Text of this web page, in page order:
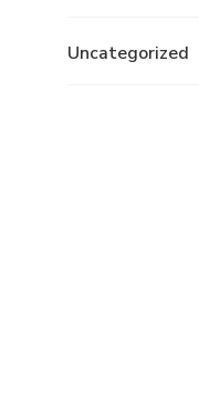
Uncategorized